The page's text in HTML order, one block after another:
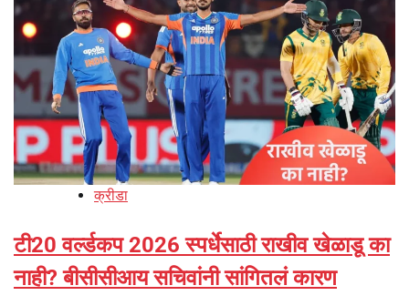
क्रीडा
टी20 वर्ल्डकप 2026 स्पर्धेसाठी राखीव खेळाडू का
नाही? बीसीसीआय सचिवांनी सांगितलं कारण